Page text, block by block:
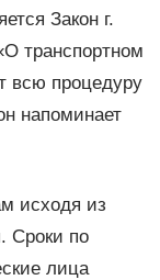
Закон г.
транспортном
всю процедуру
напоминает
исходя из
Сроки по
лица